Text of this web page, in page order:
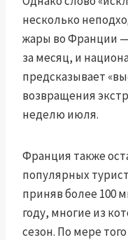
несколько
жары во Франции
за месяц, и
предсказывает
возвращения
неделю июля.
Франция также
популярных
приняв более 100
году, многие из
сезон. По мере